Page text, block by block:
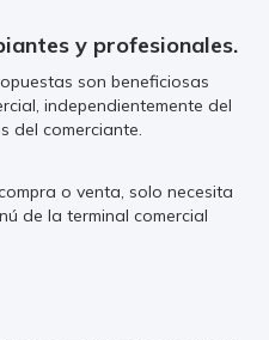
y profesionales.
son beneficiosas
independientemente del
del comerciante.
o venta, solo necesita
de la terminal comercial